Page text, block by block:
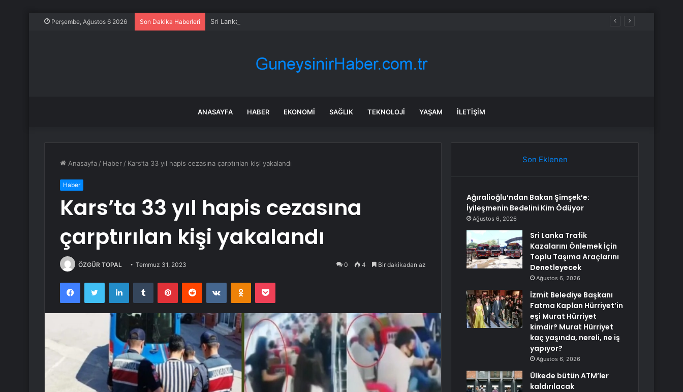
Perşembe, Ağustos 6 2026 Son Dakika Haberleri Sri Lanka Trafik Kazalarını Önlemek İçin Toplu Taşıma Araçlarını Denetleyecek
ANASAYFA HABER EKONOMI SAĞLIK TEKNOLOJI YAŞAM İLETIŞIM
Anasayfa / Haber / Kars’ta 33 yıl hapis cezasına çarptırılan kişi yakalandı
Haber
Kars’ta 33 yıl hapis cezasına
çarptırılan kişi yakalandı
ÖZGÜR TOPAL Temmuz 31, 2023 0 4 Bir dakikadan az
FacebookTwitter LinkedInTumblr PinterestReddit VKontakteOdnoklassniki
Pocket
Son Eklenen
Ağıralioğlu’ndan Bakan Şimşek’e:
İyileşmenin Bedelini Kim Ödüyor
Ağustos 6, 2026
Sri Lanka Trafik
Kazalarını Önlemek İçin
Toplu Taşıma Araçlarını
Denetleyecek
Ağustos 6, 2026
İzmit Belediye Başkanı
Fatma Kaplan Hürriyet’in
eşi Murat Hürriyet
kimdir? Murat Hürriyet
kaç yaşında, nereli, ne iş
yapıyor?
Ağustos 6, 2026
Ülkede bütün ATM’ler
kaldırılacak